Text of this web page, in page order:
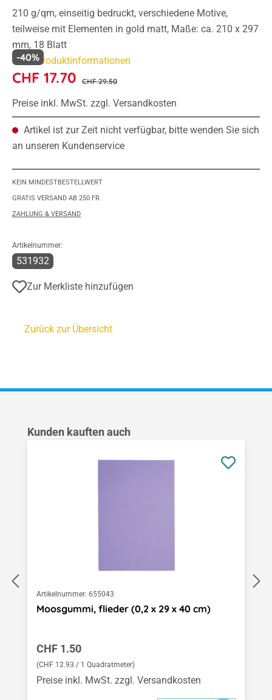
210 g/qm, einseitig bedruckt, verschiedene Motive,
teilweise mit Elementen in gold matt, Maße: ca. 210 x 297
mm, 18 Blatt
Mehr Produktinformationen
CHF 17.70 CHF 29.50
-40%
Preise inkl. MwSt. zzgl. Versandkosten
Artikel ist zur Zeit nicht verfügbar, bitte wenden Sie sich
an unseren Kundenservice
KEIN MINDESTBESTELLWERT
GRATIS VERSAND AB 250 FR.
ZAHLUNG & VERSAND
Artikelnummer:
531932
Zur Merkliste hinzufügen
Zurück zur Übersicht
Produktgalerie überspringen
Kunden kauften auch
Artikelnummer: 655043
Moosgummi, flieder (0,2 x 29 x 40 cm)
Regulärer Preis:
CHF 1.50
(CHF 12.93 / 1 Quadratmeter)
Preise inkl. MwSt. zzgl. Versandkosten